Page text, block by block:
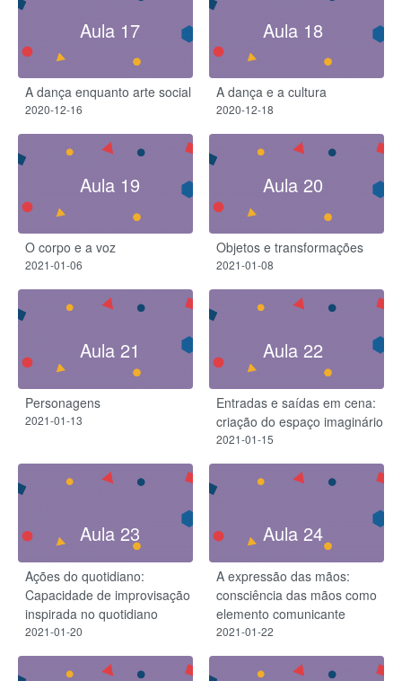
Aula 17
A dança enquanto arte social
2020-12-16
Aula 18
A dança e a cultura
2020-12-18
Aula 19
O corpo e a voz
2021-01-06
Aula 20
Objetos e transformações
2021-01-08
Aula 21
Personagens
2021-01-13
Aula 22
Entradas e saídas em cena:
criação do espaço imaginário
2021-01-15
Aula 23
Ações do quotidiano:
Capacidade de improvisação
inspirada no quotidiano
2021-01-20
Aula 24
A expressão das mãos:
consciência das mãos como
elemento comunicante
2021-01-22